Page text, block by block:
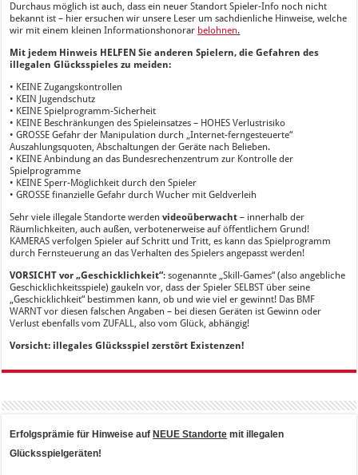
Durchaus möglich ist auch, dass ein neuer Standort Spieler-Info noch nicht
bekannt ist – hier ersuchen wir unsere Leser um sachdienliche Hinweise, welche
wir mit einem kleinen Informationshonorar belohnen.
Mit jedem Hinweis HELFEN Sie anderen Spielern, die Gefahren des
illegalen Glücksspieles zu meiden:
• KEINE Zugangskontrollen
• KEIN Jugendschutz
• KEINE Spielprogramm-Sicherheit
• KEINE Beschränkungen des Spieleinsatzes – HOHES Verlustrisiko
• GROSSE Gefahr der Manipulation durch „Internet-ferngesteuerte“
Auszahlungsquoten, Abschaltungen der Geräte nach Belieben.
• KEINE Anbindung an das Bundesrechenzentrum zur Kontrolle der
Spielprogramme
• KEINE Sperr-Möglichkeit durch den Spieler
• GROSSE finanzielle Gefahr durch Wucher mit Geldverleih
Sehr viele illegale Standorte werdenvideoüberwacht– innerhalb der
Räumlichkeiten, auch außen, verbotenerweise auf öffentlichem Grund!
KAMERAS verfolgen Spieler auf Schritt und Tritt, es kann das Spielprogramm
durch Fernsteuerung an das Verhalten des Spielers angepasst werden!
VORSICHT vor „Geschicklichkeit“: sogenannte „Skill-Games“ (also angebliche
Geschicklichkeitsspiele) gaukeln vor, dass der Spieler SELBST über seine
„Geschicklichkeit“ bestimmen kann, ob und wie viel er gewinnt! Das BMF
WARNT vor diesen falschen Angaben – bei diesen Geräten ist Gewinn oder
Verlust ebenfalls vom ZUFALL, also vom Glück, abhängig!
Vorsicht: illegales Glücksspiel zerstört Existenzen!
Erfolgsprämie für Hinweise auf NEUE Standorte mit illegalen
Glücksspielgeräten!